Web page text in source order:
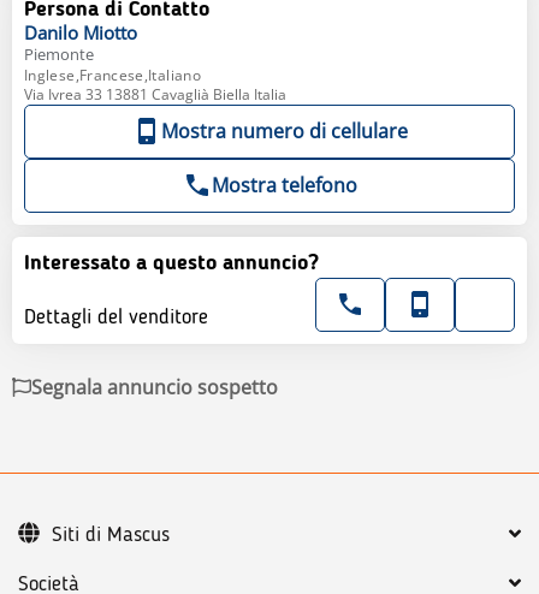
Persona di Contatto
Danilo Miotto
Piemonte
Inglese,Francese,Italiano
Via Ivrea 33 13881 Cavaglià Biella Italia
Mostra numero di cellulare
Mostra telefono
Interessato a questo annuncio?
Dettagli del venditore
Segnala annuncio sospetto
Società
Siti di Mascus